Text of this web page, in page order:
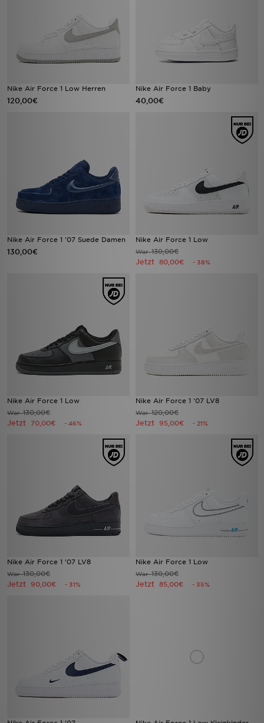
Nike Air Force 1 Low Herren
120,00€
Nike Air Force 1 Baby
40,00€
Nike Air Force 1 '07 Suede Damen
130,00€
Nike Air Force 1 Low
War130,00€
Jetzt 80,00€ - 38%
Nike Air Force 1 Low
War130,00€
Jetzt 70,00€ - 46%
Nike Air Force 1 '07 LV8
War120,00€
Jetzt 95,00€ - 21%
Nike Air Force 1 '07 LV8
War130,00€
Jetzt 90,00€ - 31%
Nike Air Force 1 Low
War130,00€
Jetzt 85,00€ - 35%